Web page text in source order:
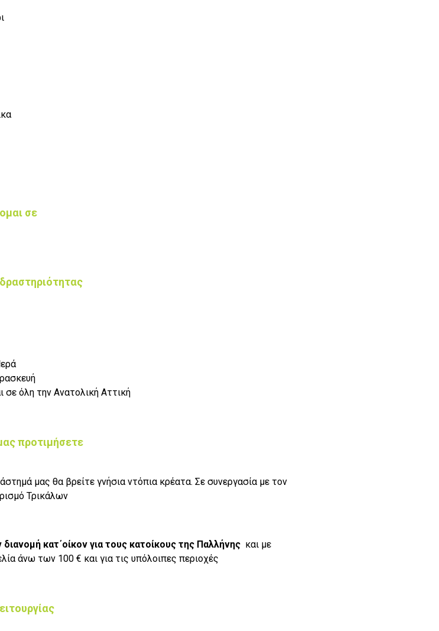
σε
σε όλη την Ανατολική Αττική
προτιμήσετε
μας θα βρείτε γνήσια ντόπια κρέατα. Σε συνεργασία με τον
Τρικάλων
κατ΄οίκον για τους κατοίκους της Παλλήνης και με
άνω των 100 € και για τις υπόλοιπες περιοχές